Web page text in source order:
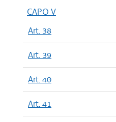
CAPO V
Art. 38
Art. 39
Art. 40
Art. 41